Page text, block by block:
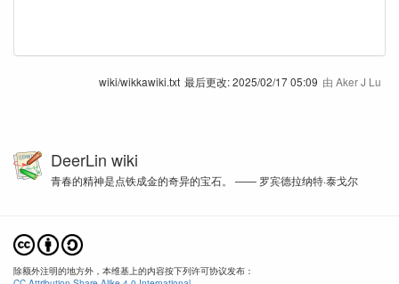
wiki/wikkawiki.txt 最后更改:2025/02/17 05:09 由 Aker J Lu
DeerLin wiki
青春的精神是点铁成金的奇异的宝石。 —— 罗宾德拉纳特·泰戈尔
除额外注明的地方外，本维基上的内容按下列许可协议发布：